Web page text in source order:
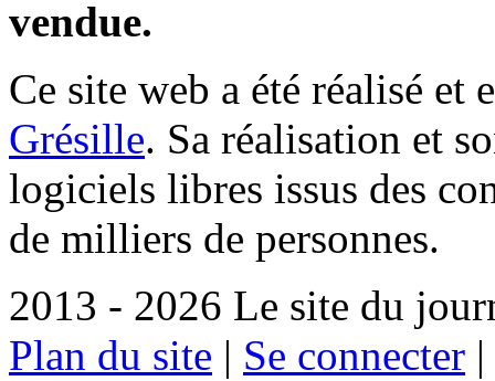
vendue.
Ce site web a été réalisé et
Grésille. Sa réalisation et
logiciels libres issus des
de milliers de personnes.
2013 - 2026 Le site du
Plan du site | Se connecter |